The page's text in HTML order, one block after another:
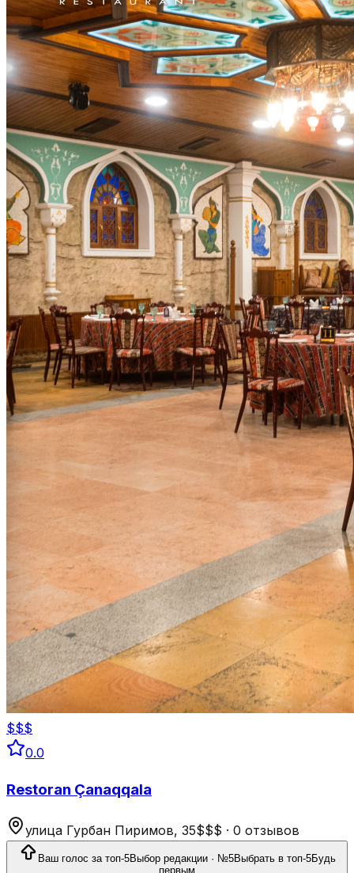
$$$
0.0
Restoran Çanaqqala
улица Гурбан Пиримов, 35$$$ · 0 отзывов
Ваш голос за топ-5Выбор редакции · №5Выбрать в топ-5Будь
первым